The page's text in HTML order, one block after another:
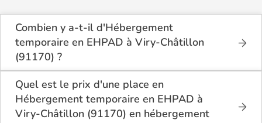
Combien y a-t-il d'Hébergement
temporaire en EHPAD à Viry-Châtillon
(91170) ?
Sur le site Logement-seniors.com, on recense
actuellement 4 Hébergement temporaire en EHPAD
à Viry-Châtillon (91170).
Quel est le prix d'une place en
Hébergement temporaire en EHPAD à
Viry-Châtillon (91170) en hébergement